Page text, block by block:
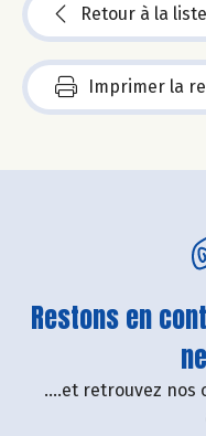
Retour à la liste
Imprimer la
Restons en
....et retrouvez nos